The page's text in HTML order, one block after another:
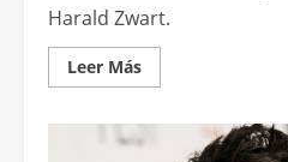
Harald Zwart.
Leer MásLeer
más
Skarsgård